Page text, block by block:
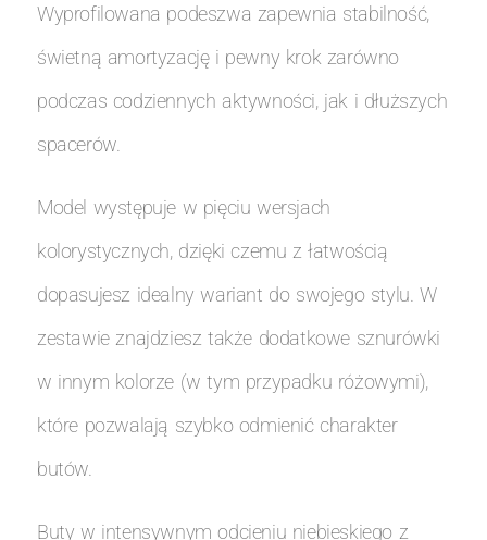
Wyprofilowana podeszwa zapewnia stabilność,
świetną amortyzację i pewny krok zarówno
podczas codziennych aktywności, jak i dłuższych
spacerów.
Model występuje w pięciu wersjach
kolorystycznych, dzięki czemu z łatwością
dopasujesz idealny wariant do swojego stylu. W
zestawie znajdziesz także dodatkowe sznurówki
w innym kolorze (w tym przypadku różowymi),
które pozwalają szybko odmienić charakter
butów.
Buty w intensywnym odcieniu niebieskiego z